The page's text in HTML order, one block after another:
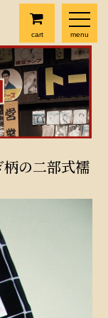
menu
cart
の二部式襦